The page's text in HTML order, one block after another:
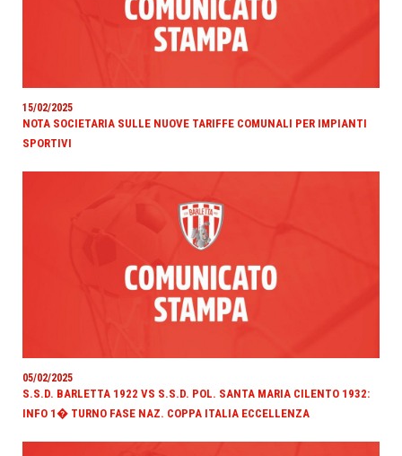
15/02/2025
NOTA SOCIETARIA SULLE NUOVE TARIFFE COMUNALI PER IMPIANTI
SPORTIVI
05/02/2025
S.S.D. BARLETTA 1922 VS S.S.D. POL. SANTA MARIA CILENTO 1932:
INFO 1� TURNO FASE NAZ. COPPA ITALIA ECCELLENZA